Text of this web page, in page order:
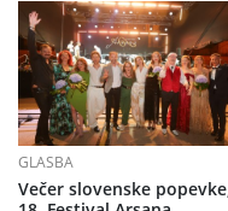
GLASBA
Večer slovenske popevke,